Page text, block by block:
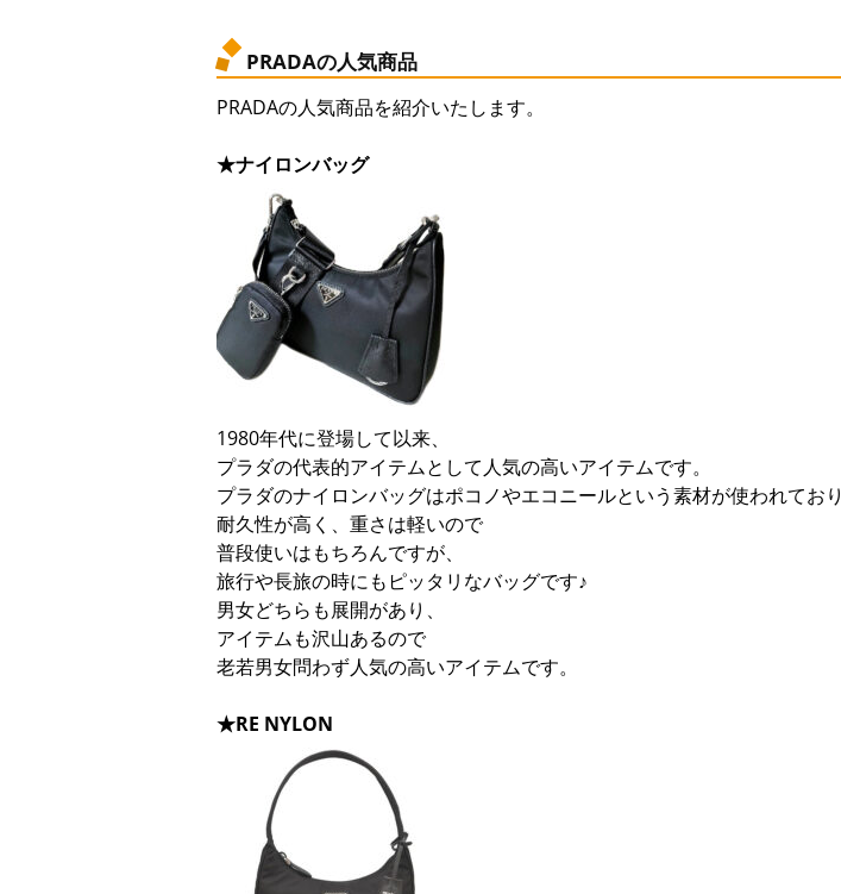
PRADAの人気商品
PRADAの人気商品を紹介いたします。
★ナイロンバッグ
1980年代に登場して以来、
プラダの代表的アイテムとして人気の高いアイテムです。
プラダのナイロンバッグはポコノやエコニールという素材が使われており
耐久性が高く、重さは軽いので
普段使いはもちろんですが、
旅行や長旅の時にもピッタリなバッグです♪
男女どちらも展開があり、
アイテムも沢山あるので
老若男女問わず人気の高いアイテムです。
★RE NYLON